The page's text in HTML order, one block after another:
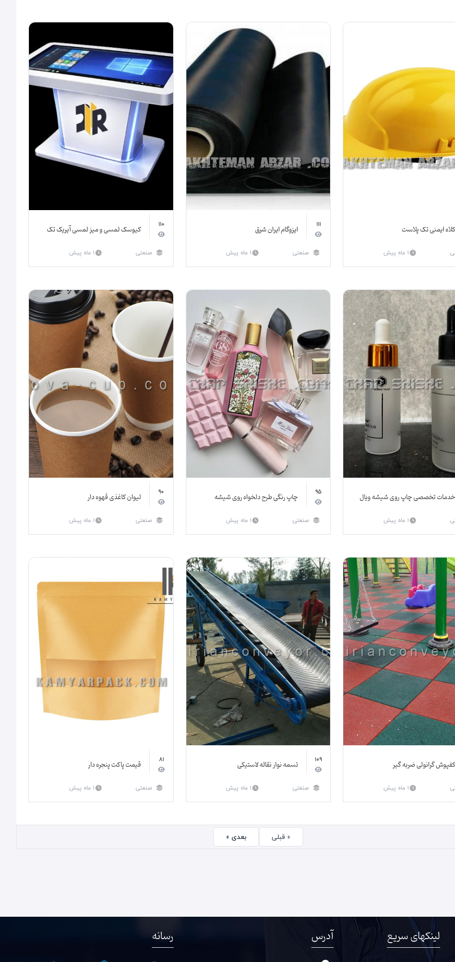
کلاه ایمنی تک پلاست
1 ماه پیش
111 ایزوگام ایران شرق
صنعتی 1 ماه پیش
110 کیوسک لمسی و میز لمسی آیریک تک
صنعتی 1 ماه پیش
خدمات تخصصی چاپ روی شیشه ویال
1 ماه پیش
95 چاپ رنگی طرح دلخواه روی شیشه
صنعتی 1 ماه پیش
90 لیوان کاغذی قهوه دار
صنعتی 1 ماه پیش
کفپوش گرانولی ضربه گیر
1 ماه پیش
109 تسمه نوار نقاله لاستیکی
صنعتی 1 ماه پیش
81 قیمت پاکت پنجره دار
صنعتی 1 ماه پیش
« قبلی بعدی »
لینکهای سریع آدرس رسانه